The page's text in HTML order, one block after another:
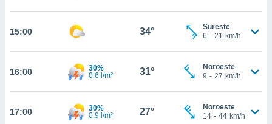
Puedes
acceder a
15:00 34°
Sureste
6 - 21 km/h
16:00
30%
0.6 l/m²
31°
Noroeste
9 - 27 km/h
17:00
30%
0.9 l/m²
27°
Noroeste
14 - 44 km/h